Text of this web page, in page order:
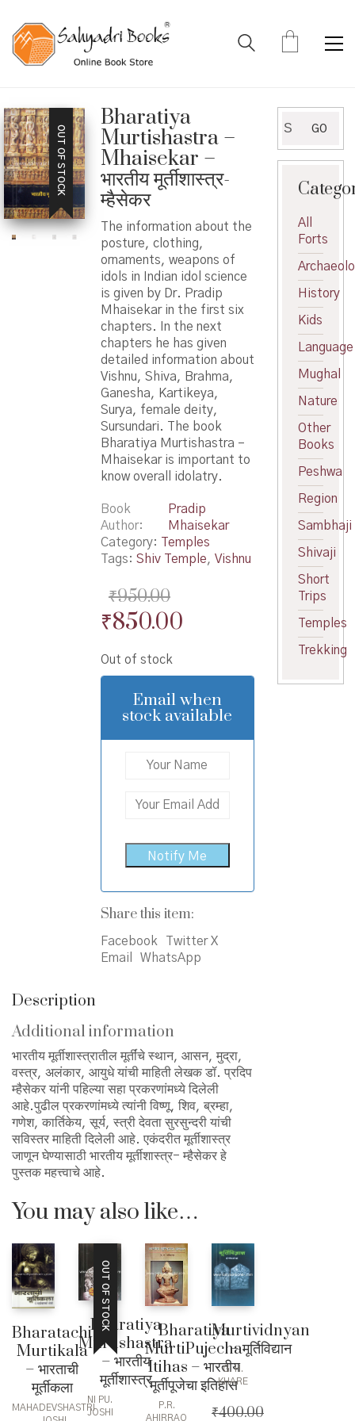
OUT OF STOCK
Bharatiya
Murtishastra –
Mhaisekar –
भारतीय मूर्तीशास्त्र-
म्हैसेकर
The information about the
posture, clothing,
ornaments, weapons of
idols in Indian idol science
is given by Dr. Pradip
Mhaisekar in the first six
chapters. In the next
chapters he has given
detailed information about
Vishnu, Shiva, Brahma,
Ganesha, Kartikeya,
Surya, female deity,
Sursundari. The book
Bharatiya Murtishastra –
Mhaisekar is important to
know overall idolatry.
Book
Author
Pradip
Mhaisekar
Category: Temples
Tags: Shiv Temple, Vishnu
₹950.00
Original
was:
₹950.00.
₹850.00Current
is:
₹850.00.
Out of stock
Email when
stock available
Share this item:
Facebook
Twitter X
Email
WhatsApp
Description
Additional information
भारतीय मूर्तीशास्त्रातील मूर्तींचे स्थान, आसन, मुद्रा,
वस्त्र, अलंकार, आयुधे यांची माहिती लेखक डॉ. प्रदिप
म्हैसेकर यांनी पहिल्या सहा प्रकरणांमध्ये दिलेली
आहे.पुढील प्रकरणांमध्ये त्यांनी विष्णू, शिव, ब्रम्हा,
गणेश, कार्तिकेय, सूर्य, स्त्री देवता सुरसुन्दरी यांची
सविस्तर माहिती दिलेली आहे. एकंदरीत मूर्तीशास्त्र
जाणून घेण्यासाठी भारतीय मूर्तीशास्त्र- म्हैसेकर हे
पुस्तक महत्त्वाचे आहे.
You may also like…
Bharatachi
Murtikala
– भारताची
मूर्तीकला
MAHADEVSHASTRI
OUT OF STOCK
Bharatiya
Murtishastra
– भारतीय
मूर्तीशास्त्र
NI PU.
JOSHI
Bharatiya
MurtiPujecha
Itihas – भारतीय
मूर्तीपूजेचा इतिहास
P.R.
AHIRRAO
Murtividnyan
– मूर्तिविद्यान
G. H.
KHARE
₹400.00
for:
GO
All
Forts
History
Kids
Language
Mughal
Nature
Other
Books
Peshwa
Region
Sambhaji
Shivaji
Short
Trips
Temples
Trekking